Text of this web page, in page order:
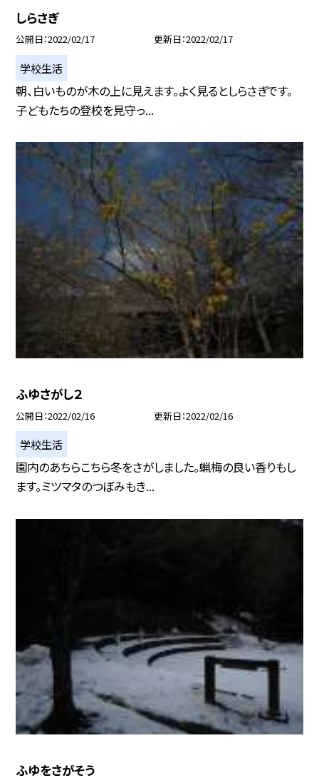
しらさぎ
公開日 2022/02/17 更新日 2022/02/17
学校生活
朝、白いものが木の上に見えます。よく見るとしらさぎです。
子どもたちの登校を見守っ...
ふゆさがし２
公開日 2022/02/16 更新日 2022/02/16
学校生活
園内のあちらこちら冬をさがしました。蝋梅の良い香りもし
ます。ミツマタのつぼみもき...
ふゆをさがそう